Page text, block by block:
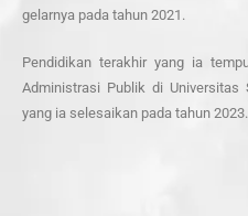
gelarnya pada tahun 2021.
Pendidikan terakhir yang ia
Administrasi Publik di Universitas
yang ia selesaikan pada tahun 2023.